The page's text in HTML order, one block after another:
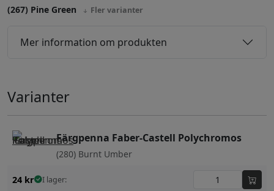
(267) Pine Green Fler varianter
Mer information om produkten
Varianter
Färgpenna Faber-Castell Polychromos
(280) Burnt Umber
24 kr I lager: